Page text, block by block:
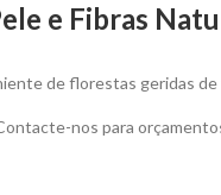
e Fibras
de florestas geridas
nos para